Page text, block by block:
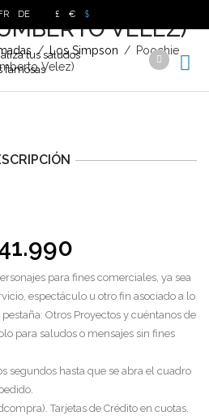
DE £ € $
VELEZ)
/ Los Simpson / Poochie
Velez)
para fines comerciales, ya sea
espectáculo u otro fin asociado a lo
Otros Proyectos y cuéntanos de
para saludos o mensajes sin fines
segundos hasta que se abra el cuadro
Tarjetas de Crédito en cuotas.